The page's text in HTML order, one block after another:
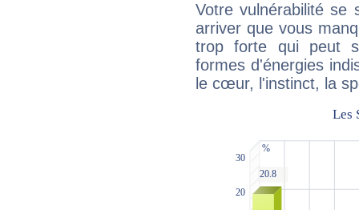
Votre vulnérabilité se
arriver que vous
trop forte qui peut
formes d'énergies
le cœur, l'instinct, la